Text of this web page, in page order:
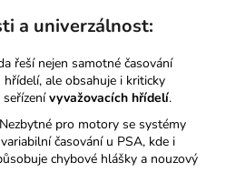
a univerzálnost:
řeší nejen samotné časování
ale obsahuje i kriticky
vyvažovacích hřídelí.
Nezbytné pro motory se systémy
časování u PSA, kde i
chybové hlášky a nouzový